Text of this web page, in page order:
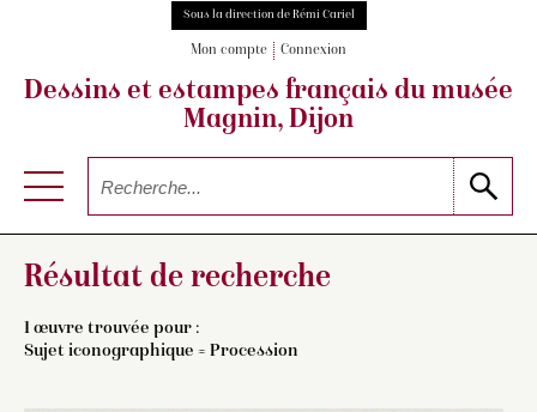
Sous la direction de Rémi Cariel
Mon compte Connexion
Dessins et estampes français du musée
Magnin, Dijon
Résultat de recherche
1 œuvre trouvée pour :
Sujet iconographique = Procession